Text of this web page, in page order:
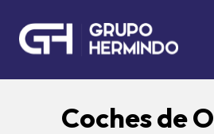
Coches de